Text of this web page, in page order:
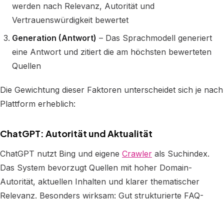
werden nach Relevanz, Autorität und
Vertrauenswürdigkeit bewertet
Generation (Antwort) – Das Sprachmodell generiert
eine Antwort und zitiert die am höchsten bewerteten
Quellen
Die Gewichtung dieser Faktoren unterscheidet sich je nach
Plattform erheblich:
ChatGPT: Autorität und Aktualität
ChatGPT nutzt Bing und eigene Crawler als Suchindex.
Das System bevorzugt Quellen mit hoher Domain-
Autorität, aktuellen Inhalten und klarer thematischer
Relevanz. Besonders wirksam: Gut strukturierte FAQ-